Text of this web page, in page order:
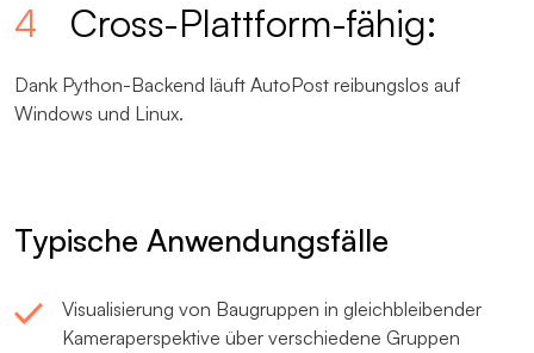
4 Cross-Plattform-fähig:
Dank Python-Backend läuft AutoPost reibungslos auf
Windows und Linux.
Typische Anwendungsfälle
Visualisierung von Baugruppen in gleichbleibender
Kameraperspektive über verschiedene Gruppen